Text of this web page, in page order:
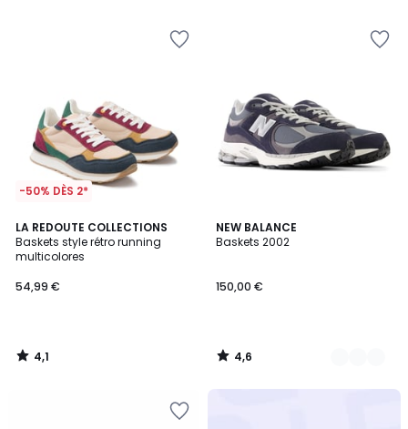
-50% DÈS 2*
LA REDOUTE COLLECTIONS
Baskets style rétro running
multicolores
54,99 €
4,1
/ 5
4,1
/
NEW BALANCE
Baskets 2002
150,00 €
4,6
/ 5
3
Couleurs
4,6
/